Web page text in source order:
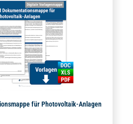
für Photovoltaik-Anlagen